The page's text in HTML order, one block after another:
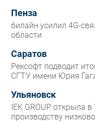
Пенза
билайн усилил 4G-
области
Саратов
Рексофт подводит
СГТУ имени Юрия
Ульяновск
IEK GROUP открыла
производству